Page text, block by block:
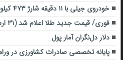
خودروی جیلی با ۱۱ دقیقه شارژ ۴۷۳ کیلومتر می‌پیماید + عکس
فوری/ قیمت جدید طلا اعلام شد (۳۱ اردیبهشت)
دلار دل‌نگران آمار پول
پایانه‌ تخصصی صادرات کشاورزی در